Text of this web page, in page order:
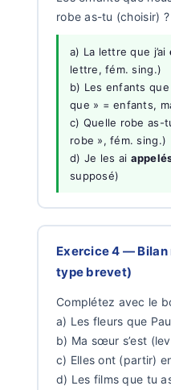
robe as-tu (choisir)
a) La lettre que j’ai
lettre, fém. sing.)
b) Les enfants
que » = enfants,
c) Quelle robe as-
robe », fém. sing.)
d) Je les ai
supposé)
Exercice 4 —
type brevet)
Complétez avec le
a) Les fleurs que
b) Ma sœur s’est
c) Elles ont (partir)
d) Les films que tu